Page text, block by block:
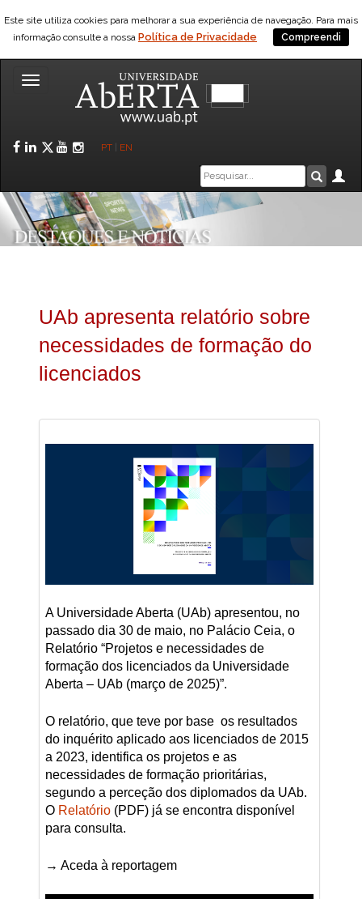
Este site utiliza cookies para melhorar a sua experiência de navegação. Para mais
informação consulte a nossa Política de Privacidade Compreendi
Toggle
Facebook
LinkedIn
Twitter
YouTube
Instagram
PT EN
Caixa
de
pesquisa
UAb apresenta relatório sobre
necessidades de formação do
licenciados
A Universidade Aberta (UAb) apresentou, no
passado dia 30 de maio, no Palácio Ceia, o
Relatório “Projetos e necessidades de
formação dos licenciados da Universidade
Aberta – UAb (março de 2025)”.
O relatório, que teve por base os resultados
do inquérito aplicado aos licenciados de 2015
a 2023, identifica os projetos e as
necessidades de formação prioritárias,
segundo a perceção dos diplomados da UAb.
O Relatório(PDF) já se encontra disponível
para consulta.
→ Aceda à reportagem